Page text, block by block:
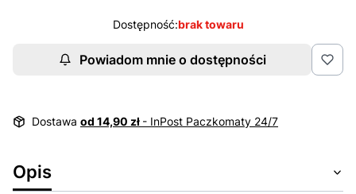
Dostępność:brak towaru
Powiadom mnie o dostępności
Dostawa od 14,90 zł - InPost Paczkomaty 24/7
Opis